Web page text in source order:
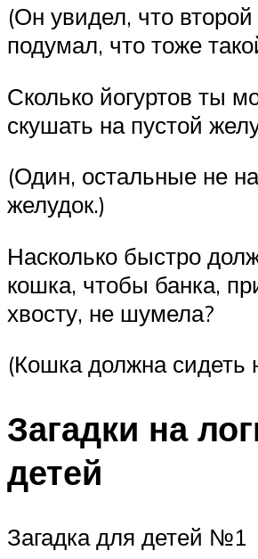
(Он увидел, что
подумал, что тоже
Сколько йогуртов ты
скушать на пустой
(Один, остальные не
желудок.)
Насколько быстро
кошка, чтобы банка,
хвосту, не шумела?
(Кошка должна сидеть
Загадки на
детей
Загадка для детей №1